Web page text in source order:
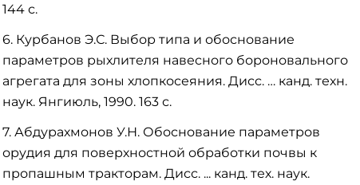
144 с.
6. Курбанов Э.С. Выбор типа и обоснование
параметров рыхлителя навесного бороновального
агрегата для зоны хлопкосеяния. Дисс. … канд. техн.
наук. Янгиюль, 1990. 163 с.
7. Абдурахмонов У.Н. Обоснование параметров
орудия для поверхностной обработки почвы к
пропашным тракторам. Дисс. ... кaнд. тех. наук.